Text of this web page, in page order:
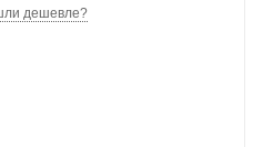
дешевле?